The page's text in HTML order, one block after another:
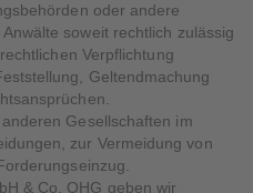
oder andere
soweit rechtlich zulässig
Verpflichtung
Geltendmachung
Gesellschaften im
zur Vermeidung von
& Co. OHG geben wir